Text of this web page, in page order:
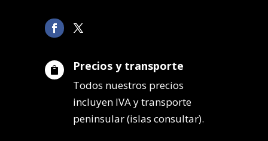
 Precios y transporte
Todos nuestros precios
incluyen IVA y transporte
peninsular (islas consultar).